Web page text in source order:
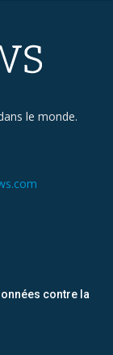
le monde.
contre la